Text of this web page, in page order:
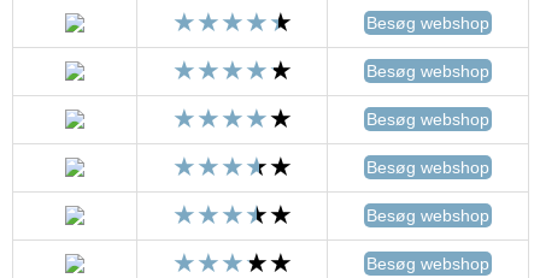
Besøg webshop
Besøg webshop
Besøg webshop
Besøg webshop
Besøg webshop
Besøg webshop